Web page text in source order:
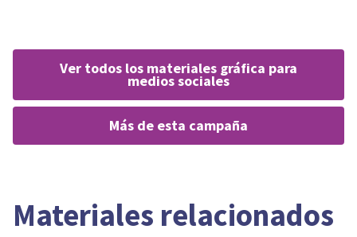
ver todos los materiales gráfica para
medios sociales
más de esta campaña
Materiales relacionados